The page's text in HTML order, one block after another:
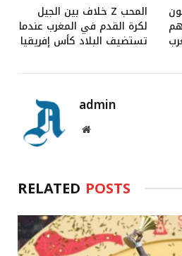
خلاف بين الجيل Z المحب
لكرة القدم في المغرب عندما
تستضيف البلاد كأس إفريقيا
admin
Website
RELATED POSTS